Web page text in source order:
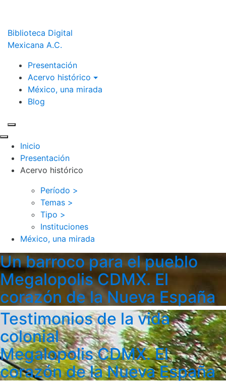
Biblioteca Digital
Mexicana A.C.
Presentación
Acervo histórico
México, una mirada
Blog
Inicio
Presentación
Acervo histórico
Período >
Temas >
Tipo >
Instituciones
México, una mirada
Un barroco para el pueblo
Megalopolis CDMX. El
corazón de la Nueva España
Testimonios de la vida
colonial
Megalopolis CDMX. El
corazón de la Nueva España